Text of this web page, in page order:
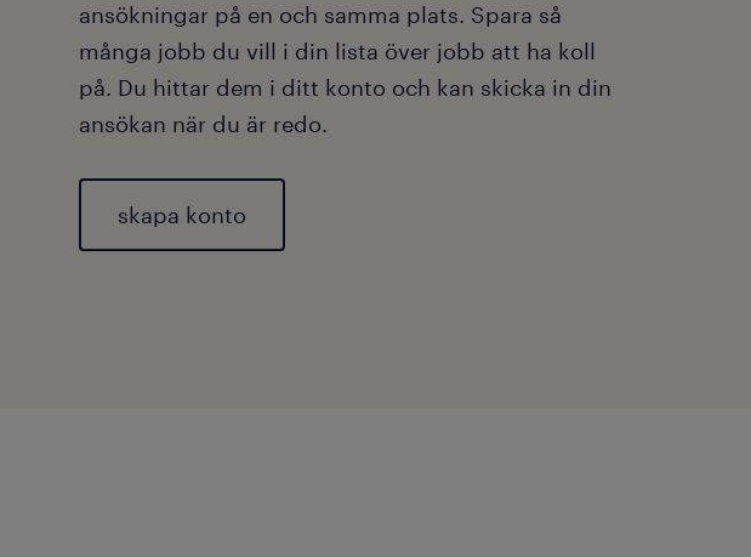
ansökningar på en och samma plats. Spara så
många jobb du vill i din lista över jobb att ha koll
på. Du hittar dem i ditt konto och kan skicka in din
ansökan när du är redo.
skapa konto